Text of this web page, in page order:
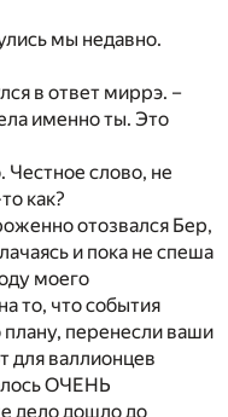
мы недавно.
в ответ миррэ. –
именно ты. Это
Честное слово, не
как?
отозвался Бер,
и пока не спеша
моего
то, что события
плану, перенесли ваши
для валлионцев
ОЧЕНЬ
дело дошло до